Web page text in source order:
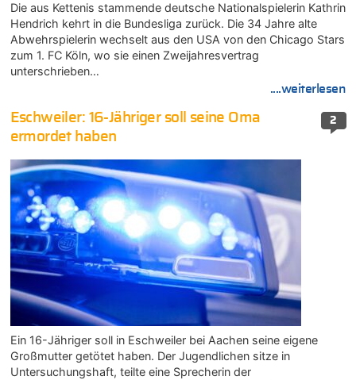
Die aus Kettenis stammende deutsche Nationalspielerin Kathrin
Hendrich kehrt in die Bundesliga zurück. Die 34 Jahre alte
Abwehrspielerin wechselt aus den USA von den Chicago Stars
zum 1. FC Köln, wo sie einen Zweijahresvertrag
unterschrieben…
....weiterlesen
2
Eschweiler: 16-Jähriger soll seine Oma
ermordet haben
Ein 16-Jähriger soll in Eschweiler bei Aachen seine eigene
Großmutter getötet haben. Der Jugendlichen sitze in
Untersuchungshaft, teilte eine Sprecherin der